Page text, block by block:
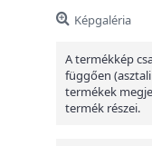
Képgaléria
A termékkép
függően
termékek
termék részei.